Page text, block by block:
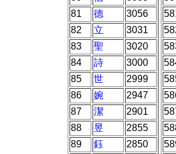
81
德
3056
82
立
3031
83
聖
3020
84
詩
3000
85
世
2999
86
婉
2947
87
潔
2901
88
昱
2855
89
鈺
2850